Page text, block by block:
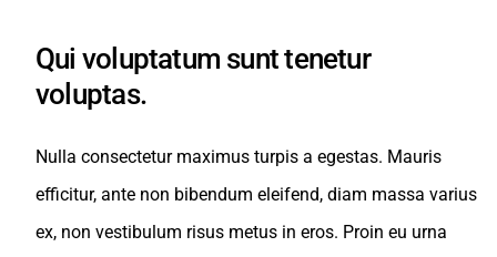
Qui voluptatum sunt tenetur
voluptas.
Nulla consectetur maximus turpis a egestas. Mauris
efficitur, ante non bibendum eleifend, diam massa varius
ex, non vestibulum risus metus in eros. Proin eu urna